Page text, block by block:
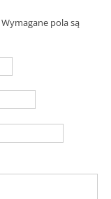
Wymagane pola są